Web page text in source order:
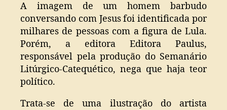
A imagem de um homem barbudo
conversando com Jesus foi identificada por
milhares de pessoas com a figura de Lula.
Porém, a editora Editora Paulus,
responsável pela produção do Semanário
Litúrgico-Catequético, nega que haja teor
político.
Trata-se de uma ilustração do artista